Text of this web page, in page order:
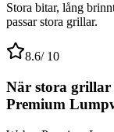
Stora bitar, lång
passar stora grillar.
8.6/ 10
När stora grillar
Premium